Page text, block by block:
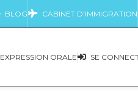
BLOG CABINET D’IMMIGRATION
EXPRESSION ORALE SE